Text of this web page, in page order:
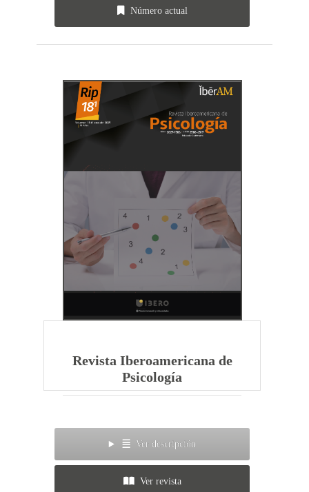
Número actual
Revista Iberoamericana de
Psicología
Ver descripción
Ver revista